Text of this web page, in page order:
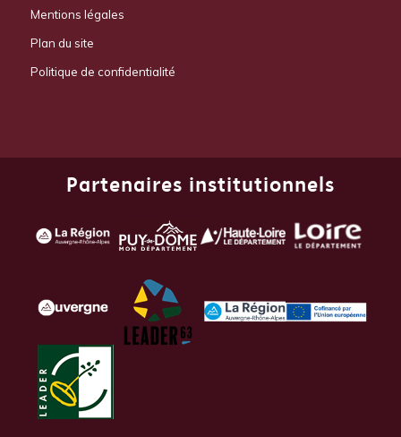
Mentions légales
Plan du site
Politique de confidentialité
Partenaires institutionnels